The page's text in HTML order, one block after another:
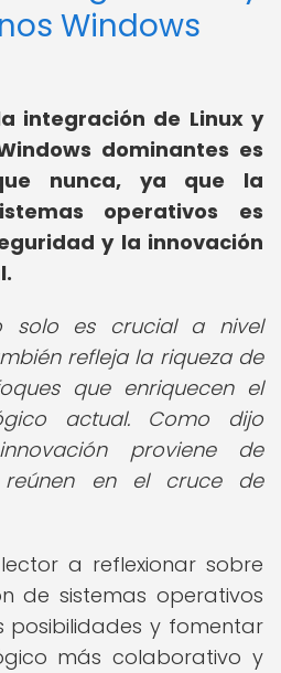
Windows
integración de Linux y
dominantes es
nunca, ya que la
operativos es
y la innovación
solo es crucial a nivel
refleja la riqueza de
que enriquecen el
actual. Como dijo
proviene de
en el cruce de
a reflexionar sobre
de sistemas operativos
posibilidades y fomentar
más colaborativo y